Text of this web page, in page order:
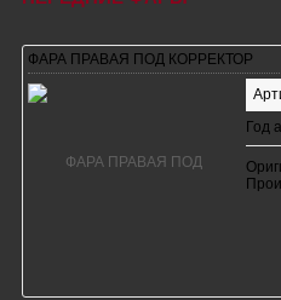
ФАРА ПРАВАЯ ПОД КОРРЕКТОР
Год